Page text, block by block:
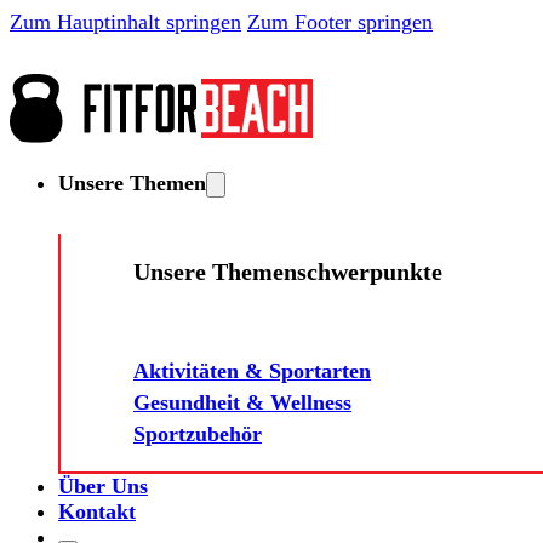
Zum Hauptinhalt springen Zum Footer springen
Unsere Themen
Unsere Themenschwerpunkte
Aktivitäten & Sportarten
Gesundheit & Wellness
Sportzubehör
Über Uns
Kontakt